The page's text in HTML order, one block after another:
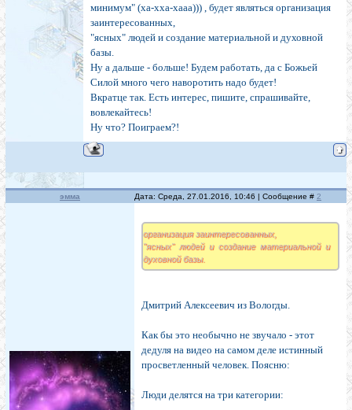
минимум" (ха-хха-хааа))) , будет являться организация
заинтересованных,
"ясных" людей и создание материальной и духовной
базы.
Ну а дальше - больше! Будем работать, да с Божьей
Силой много чего наворотить надо будет!
Вкратце так. Есть интерес, пишите, спрашивайте,
вовлекайтесь!
Ну что? Поиграем?!
эмма Дата: Среда, 27.01.2016, 10:46 | Сообщение # 2
организация заинтересованных,
"ясных" людей и создание материальной и
духовной базы.
Дмитрий Алексеевич из Вологды.
Как бы это необычно не звучало - этот
дедуля на видео на самом деле истинный
просветленный человек. Поясню:
Люди делятся на три категории: